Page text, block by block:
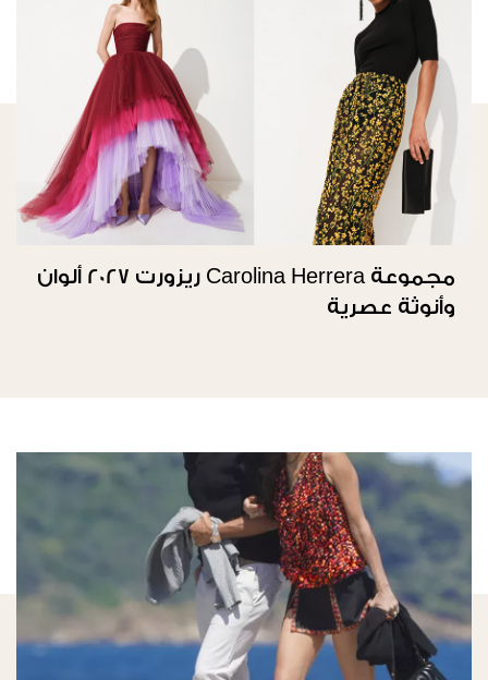
مجموعة Carolina Herrera ريزورت 2027 ألوان
وأنوثة عصرية